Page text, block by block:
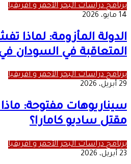
برنامج دراسات البحر الأحمر و أفريقيا
14 مايو، 2026
الدولة المأزومة: لماذا
المتعاقبة في السودان في
برنامج دراسات البحر الأحمر و أفريقيا
29 أبريل، 2026
سيناريوهات مفتوحة:
مقتل ساديو كامارا؟
برنامج دراسات البحر الأحمر و أفريقيا
23 أبريل، 2026